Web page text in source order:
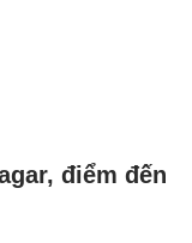
điểm đến